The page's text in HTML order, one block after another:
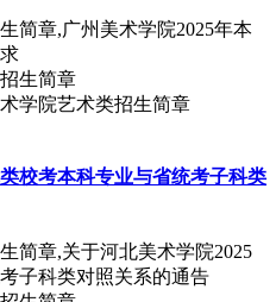
简章,广州美术学院2025年本
学院艺术类招生简章
校考本科专业与省统考子科类
简章,关于河北美术学院2025
子科类对照关系的通告